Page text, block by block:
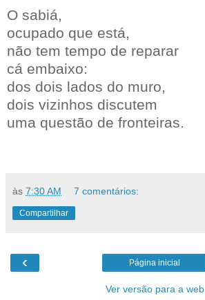
O sabiá,
ocupado que está,
não tem tempo de reparar
cá embaixo:
dos dois lados do muro,
dois vizinhos discutem
uma questão de fronteiras.
às 7:30 AM 7 comentários:
Compartilhar
‹ Página inicial
Ver versão para a web